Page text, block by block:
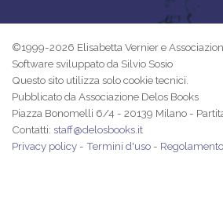
©1999-2026 Elisabetta Vernier e
Software sviluppato da Silvio Sosio
Questo sito utilizza solo cookie tecnici.
Pubblicato da Associazione Delos Books
Piazza Bonomelli 6/4 - 20139 Milano -
Contatti: staff@delosbooks.it
Privacy policy - Termini d'uso - Regolamento